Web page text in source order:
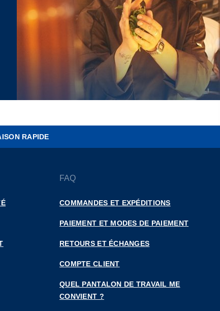
RAPIDE
FAQ
COMMANDES ET EXPÉDITIONS
PAIEMENT ET MODES DE PAIEMENT
RETOURS ET ÉCHANGES
COMPTE CLIENT
QUEL PANTALON DE TRAVAIL ME
CONVIENT ?